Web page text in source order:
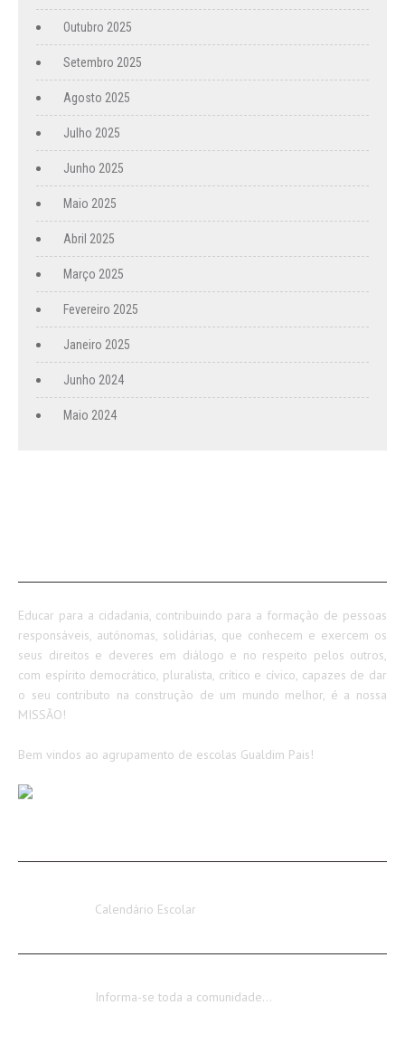
Outubro 2025
Setembro 2025
Agosto 2025
Julho 2025
Junho 2025
Maio 2025
Abril 2025
Março 2025
Fevereiro 2025
Janeiro 2025
Junho 2024
Maio 2024
Educar para a cidadania, contribuindo para a formação de pessoas
responsáveis, autónomas, solidárias, que conhecem e exercem os
seus direitos e deveres em diálogo e no respeito pelos outros,
com espírito democrático, pluralista, crítico e cívico, capazes de dar
o seu contributo na construção de um mundo melhor, é a nossa
MISSÃO!
Bem vindos ao agrupamento de escolas Gualdim Pais!
Calendário Escolar
Informa-se toda a comunidade…